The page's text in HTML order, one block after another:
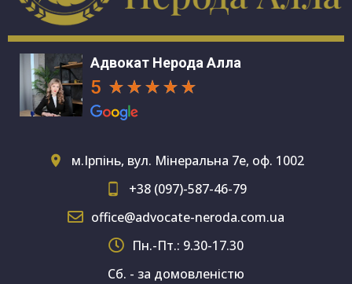
Адвокат Нерода Алла
5
м.Ірпінь, вул. Мінеральна 7е, оф. 1002
+38 (097)-587-46-79
office@advocate-neroda.com.ua
Пн.-Пт.: 9.30-17.30
Сб. - за домовленістю